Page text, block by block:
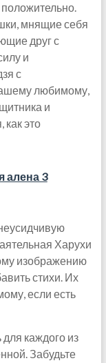
мнящие себя
друг с
и
с
любимому,
и
это
алена 3
Харухи
изображению
стихи. Их
если есть
каждого из
Забудьте